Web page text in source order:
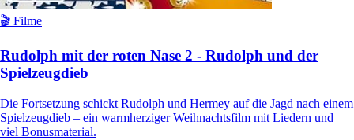
🎬 Filme
Rudolph mit der roten Nase 2 - Rudolph und der
Spielzeugdieb
Die Fortsetzung schickt Rudolph und Hermey auf die Jagd nach einem
Spielzeugdieb – ein warmherziger Weihnachtsfilm mit Liedern und
viel Bonusmaterial.